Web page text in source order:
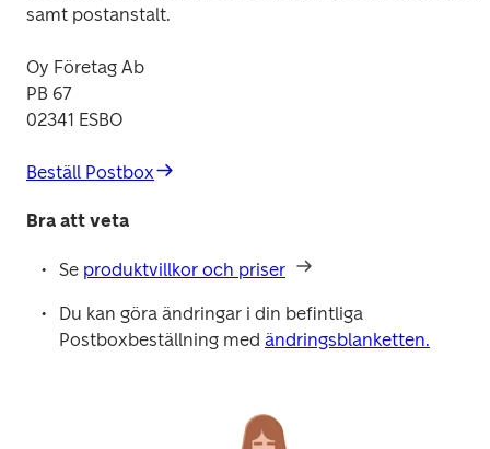
samt postanstalt.
Oy Företag Ab
PB 67
02341 ESBO
Beställ Postbox
Bra att veta
Se produktvillkor och priser
Du kan göra ändringar i din befintliga
Postboxbeställning med ändringsblanketten.